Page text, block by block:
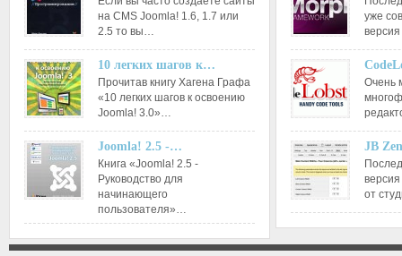
на CMS Joomla! 1.6, 1.7 или
2.5 то вы…
10 легких шагов к…
Прочитав книгу Хагена Графа
«10 легких шагов к освоению
Joomla! 3.0»…
Joomla! 2.5 -…
Книга «Joomla! 2.5 -
Руководство для
начинающего
пользователя»…
уже
Очень
JB
от